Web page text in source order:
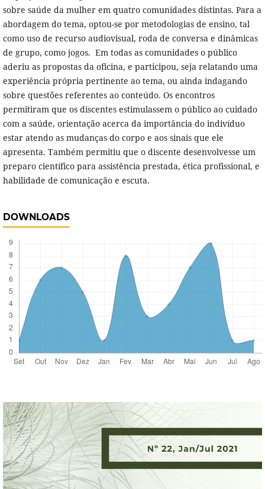
sobre saúde da mulher em quatro comunidades distintas. Para a
abordagem do tema, optou-se por metodologias de ensino, tal
como uso de recurso audiovisual, roda de conversa e dinâmicas
de grupo, como jogos. Em todas as comunidades o público
aderiu as propostas da oficina, e participou, seja relatando uma
experiência própria pertinente ao tema, ou ainda indagando
sobre questões referentes ao conteúdo. Os encontros
permitiram que os discentes estimulassem o público ao cuidado
com a saúde, orientação acerca da importância do indivíduo
estar atendo as mudanças do corpo e aos sinais que ele
apresenta. Também permitiu que o discente desenvolvesse um
preparo científico para assistência prestada, ética profissional, e
habilidade de comunicação e escuta.
DOWNLOADS